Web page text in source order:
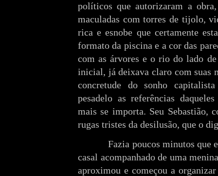
políticos que autorizaram a
maculadas com torres de tijolo,
rica e esnobe que certamente
formato da piscina e a cor das
com as árvores e o rio do lado
inicial, já deixava claro com suas
concretude do sonho
pesadelo as referências
mais se importa. Seu Sebastião,
rugas tristes da desilusão, que o
Fazia poucos minutos que eu
casal acompanhado de uma
aproximou e começou a